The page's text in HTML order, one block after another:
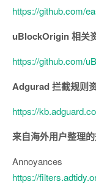
https://github.com/
uBlockOrigin 相关
https://github.com/
Adgurad 拦截规则
https://
来自海外用户整理
Annoyances
https://